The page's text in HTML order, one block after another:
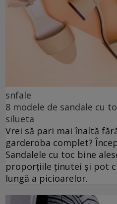
snfale
8 modele de sandale cu
silueta
Vrei să pari mai înaltă
garderoba complet?
Sandalele cu toc bine
proporțiile ținutei și pot
lungă a picioarelor.